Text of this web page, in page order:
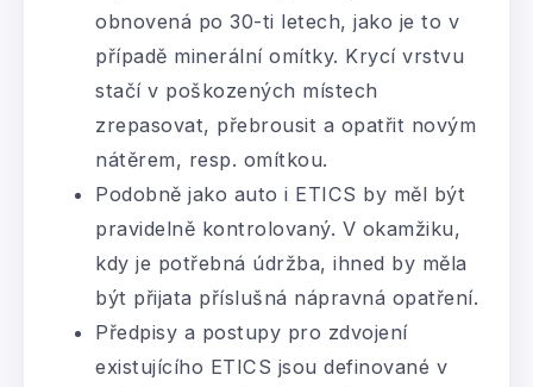
obnovená po 30-ti letech, jako je to v
případě minerální omítky. Krycí vrstvu
stačí v poškozených místech
zrepasovat, přebrousit a opatřit novým
nátěrem, resp. omítkou.
Podobně jako auto i ETICS by měl být
pravidelně kontrolovaný. V okamžiku,
kdy je potřebná údržba, ihned by měla
být přijata příslušná nápravná opatření.
Předpisy a postupy pro zdvojení
existujícího ETICS jsou definované v